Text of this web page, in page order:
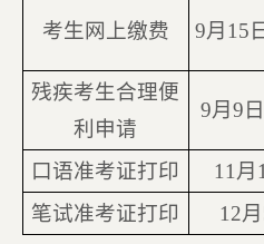
考生网上缴费 9月15
残疾考生合理便
利申请
9月9
口语准考证打印 11月
笔试准考证打印
12